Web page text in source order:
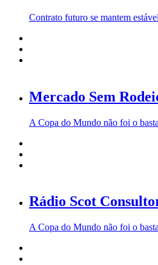
Contrato futuro se mantem
Mercado Sem
A Copa do Mundo não foi o
Rádio Scot
A Copa do Mundo não foi o